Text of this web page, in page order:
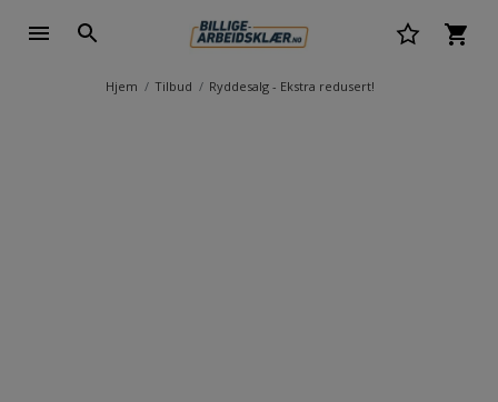
Hjem Tilbud Ryddesalg - Ekstra redusert!